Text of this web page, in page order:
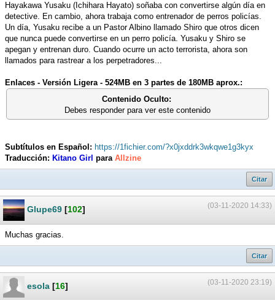
Hayakawa Yusaku (Ichihara Hayato) soñaba con convertirse algún día en
detective. En cambio, ahora trabaja como entrenador de perros policías.
Un día, Yusaku recibe a un Pastor Albino llamado Shiro que otros dicen
que nunca puede convertirse en un perro policía. Yusaku y Shiro se
apegan y entrenan duro. Cuando ocurre un acto terrorista, ahora son
llamados para rastrear a los perpetradores...
Enlaces - Versión Ligera - 524MB en 3 partes de 180MB aprox.:
Contenido Oculto:
Debes responder para ver este contenido
Subtítulos en Español: https://1fichier.com/?x0jxddrk3wkqwe1g3kyx
Traducción: Kitano Girl para Allzine
Citar
(03-11-2020 14:33)
Glupe69 [102]
Muchas gracias.
Citar
(03-11-2020 23:19)
esola [16]